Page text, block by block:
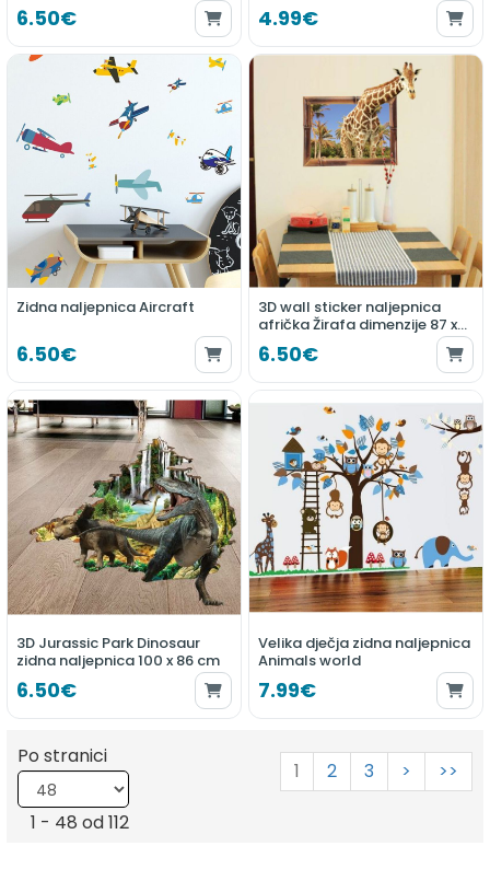
6.50€ 4.99€
Zidna naljepnica Aircraft
6.50€
3D wall sticker naljepnica
afrička Žirafa dimenzije 87 x
76 cm
6.50€
3D Jurassic Park Dinosaur
zidna naljepnica 100 x 86 cm
6.50€
Velika dječja zidna naljepnica
Animals world
7.99€
Po stranici
1 - 48 od 112
1 2 3 > >>